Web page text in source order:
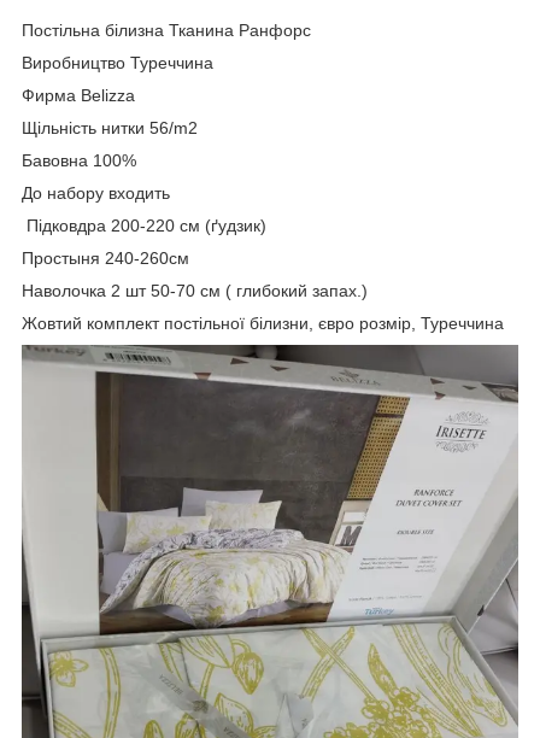
Постільна білизна Тканина Ранфорс
Виробництво Туреччина
Фирма Belizza
Щільність нитки 56/m2
Бавовна 100%
До набору входить
Підковдра 200-220 см (ґудзик)
Простыня 240-260см
Наволочка 2 шт 50-70 см ( глибокий запах.)
Жовтий комплект постільної білизни, євро розмір, Туреччина